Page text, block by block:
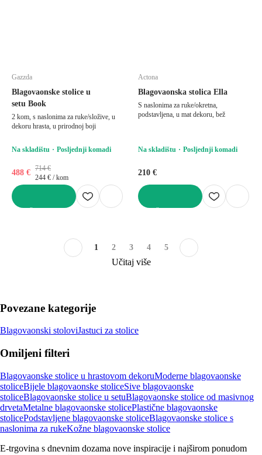
Gazzda
Blagovaonske stolice u
setu Book
2 kom, s naslonima za ruke/složive, u
dekoru hrasta, u prirodnoj boji
Na skladištu Posljednji komadi
488 € 714 €
244 € / kom
Actona
Blagovaonska stolica Ella
S naslonima za ruke/okretna,
podstavljena, u mat dekoru, bež
Na skladištu Posljednji komadi
210 €
1 2 3 4 5
Učitaj više
Povezane kategorije
Blagovaonski stoloviJastuci za stolice
Omiljeni filteri
Blagovaonske stolice u hrastovom dekoruModerne blagovaonske
stoliceBijele blagovaonske stoliceSive blagovaonske
stoliceBlagovaonske stolice u setuBlagovaonske stolice od masivnog
drvetaMetalne blagovaonske stolicePlastične blagovaonske
stolicePodstavljene blagovaonske stoliceBlagovaonske stolice s
naslonima za rukeKožne blagovaonske stolice
E-trgovina s dnevnim dozama nove inspiracije i najširom ponudom